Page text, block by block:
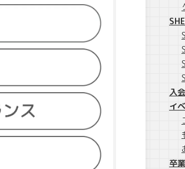
入
イ
卒